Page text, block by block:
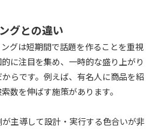
グとの違い
グは短期間で話題を作ることを重視
に注目を集め、一時的な盛り上がり
らです。例えば、有名人に商品を紹
数を伸ばす施策があります。
主導して設計・実行する色合いが非